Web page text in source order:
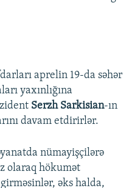
aprelin 19-da səhər
yaxınlığına
Serzh Sarkisian-ın
davam etdirirlər.
nümayişçilərə
olaraq hökumət
əks halda,